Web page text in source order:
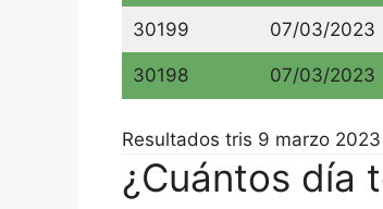
30199 07/03/2023
30198 07/03/2023
Resultados tris 9 marzo 2023
¿Cuántos día